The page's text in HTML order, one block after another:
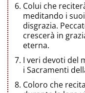
Colui che
meditando i
disgrazia.
crescerà in
eterna.
I veri devoti del
i Sacramenti
Coloro che